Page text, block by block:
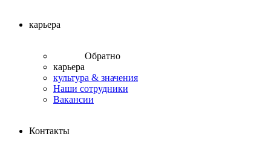
карьера
Обратно
карьера
культура & значения
Наши сотрудники
Вакансии
Контакты